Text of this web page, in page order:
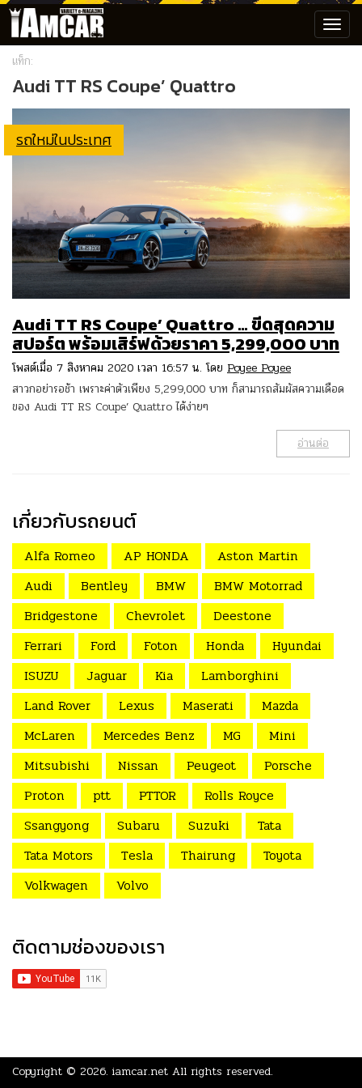
แท็ก:
Audi TT RS Coupe’ Quattro
รถใหม่ในประเทศ
Audi TT RS Coupe’ Quattro … ขีดสุดความ
สปอร์ต พร้อมเสิร์ฟด้วยราคา 5,299,000 บาท
โพสต์เมื่อ 7 สิงหาคม 2020 เวลา 16:57 น. โดย Poyee Poyee
สาวกอย่ารอช้า เพราะค่าตัวเพียง 5,299,000 บาท ก็สามารถสัมผัสความเดือด
ของ Audi TT RS Coupe’ Quattro ได้ง่ายๆ
อ่านต่อ
เกี่ยวกับรถยนต์
Alfa Romeo AP HONDA
Aston Martin
Audi
Bentley BMW
BMW Motorrad
Bridgestone
Chevrolet
Deestone
Ferrari
Ford Foton Honda
Hyundai
ISUZU
Jaguar Kia
Lamborghini
Land Rover
Lexus Maserati
Mazda
McLaren
Mercedes Benz MG
Mini
Mitsubishi
Nissan Peugeot
Porsche
Proton
ptt PTTOR
Rolls Royce
Ssangyong
Subaru Suzuki
Tata
Tata Motors
Tesla Thairung
Toyota
Volkwagen
Volvo
ติดตามช่องของเรา
Copyright © 2026. iamcar.net All rights reserved.